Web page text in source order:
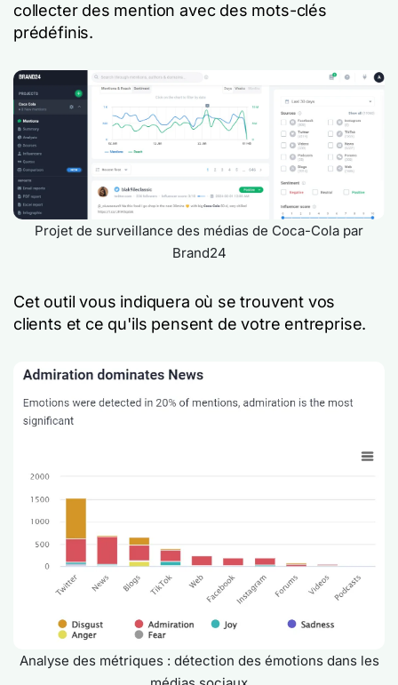
collecter des mention avec des mots-clés
prédéfinis.
Projet de surveillance des médias de Coca-Cola par
Brand24
Cet outil vous indiquera où se trouvent vos
clients et ce qu'ils pensent de votre entreprise.
Analyse des métriques : détection des émotions dans les